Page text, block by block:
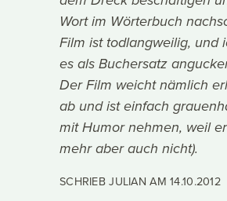
Wort im Wörterbuch
Film ist todlangweilig, und
es als Buchersatz
Der Film weicht nämlich
ab und ist einfach
mit Humor nehmen, weil
mehr aber auch nicht).
SCHRIEB JULIAN AM14.10.2012